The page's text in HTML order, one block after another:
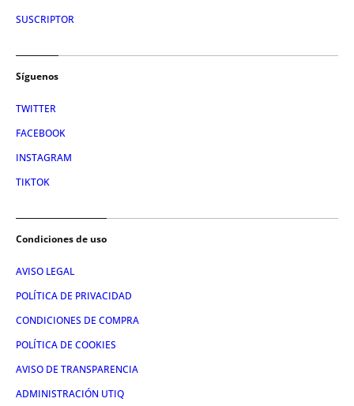
SUSCRIPTOR
Síguenos
TWITTER
FACEBOOK
INSTAGRAM
TIKTOK
Condiciones de uso
AVISO LEGAL
POLÍTICA DE PRIVACIDAD
CONDICIONES DE COMPRA
POLÍTICA DE COOKIES
AVISO DE TRANSPARENCIA
ADMINISTRACIÓN UTIQ